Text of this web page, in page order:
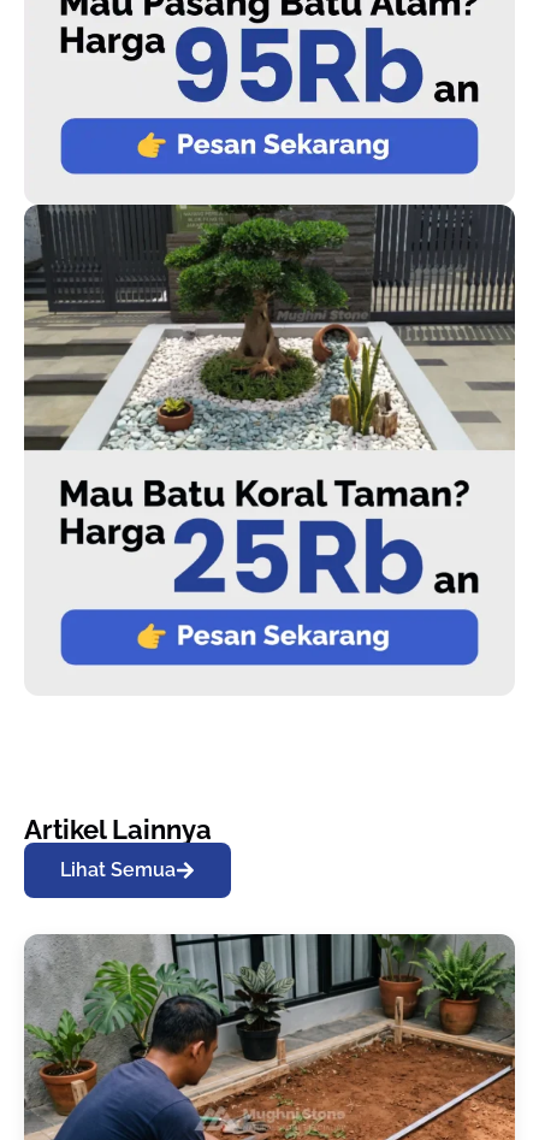
Artikel Lainnya
Lihat Semua